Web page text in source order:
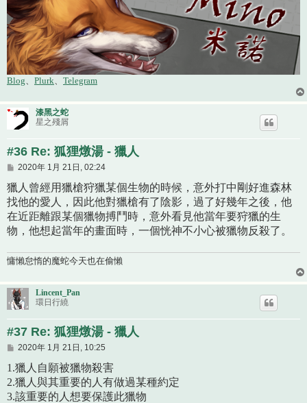
Blog Plurk Telegram
漆黑之蛇
星之殘屑
#36 Re: 狐狸燉湯 - 獵人
文
2020年 1月 21日, 02:24
獵人曾經用獵槍狩獵某個生物的時候，意外打中剛好進森林
找他的愛人，因此他對獵槍有了陰影，過了好幾年之後，他
在近距離跟某個獵物搏鬥時，意外看見他當年要狩獵的生
物，他想起當年的畫面時，一個恍神不小心被獵物反殺了。
慵懶怠惰的魔蛇今天也在偷懶
Lincent_Pan
環日行繞
#37 Re: 狐狸燉湯 - 獵人
文
2020年 1月 21日, 10:25
1.獵人自願被獵物殺害
2.獵人與其重要的人有做過某種約定
3.該重要的人想要保護此獵物